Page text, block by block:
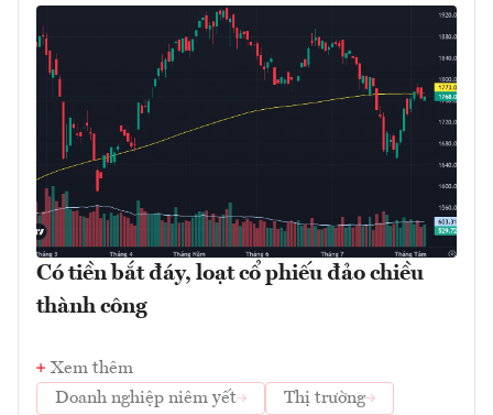
Có tiền bắt đáy, loạt cổ phiếu đảo chiều
thành công
Xem thêm
Doanh nghiệp niêm yết
Thị trường